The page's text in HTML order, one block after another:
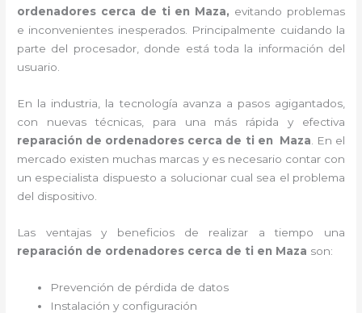
ordenadores cerca de ti en Maza, evitando problemas
e inconvenientes inesperados. Principalmente cuidando la
parte del procesador, donde está toda la información del
usuario.
En la industria, la tecnología avanza a pasos agigantados,
con nuevas técnicas, para una más rápida y efectiva
reparación de ordenadores cerca de ti en
Maza . En el
mercado existen muchas marcas y es necesario contar con
un especialista dispuesto a solucionar cual sea el problema
del dispositivo.
Las ventajas y beneficios de realizar a tiempo una
reparación de ordenadores cerca de ti en Maza son:
Prevención de pérdida de datos
Instalación y configuración